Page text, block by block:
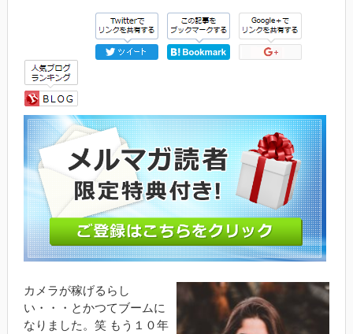
カメラが稼げるらし
い・・・とかつてブームに
なりました。笑 もう１０年